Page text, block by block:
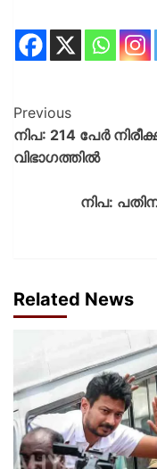
Previous
നിപ: 214 പേർ
വിഭാ​ഗത്തിൽ
നിപ:
Related News